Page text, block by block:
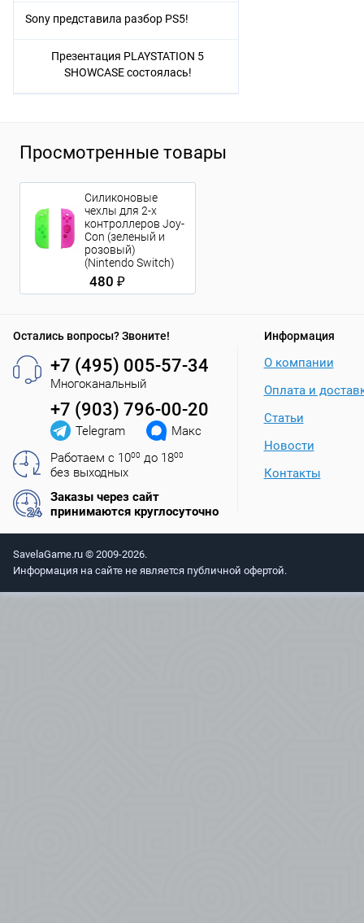
Sony представила разбор PS5!
Презентация PLAYSTATION 5
SHOWCASE состоялась!
Просмотренные товары
Силиконовые
чехлы для 2-х
контроллеров Joy-
Con (зеленый и
розовый)
(Nintendo Switch)
480 ₽
Остались вопросы? Звоните!
+7 (495) 005-57-34
Многоканальный
+7 (903) 796-00-20
Telegram
Макс
Работаем с 1000 до 1800
без выходных
Заказы через сайт
принимаются круглосуточно
Информация
О компании
Оплата и
Статьи
Новости
Контакты
SavelaGame.ru © 2009-2026.
Информация на сайте не является публичной офертой.